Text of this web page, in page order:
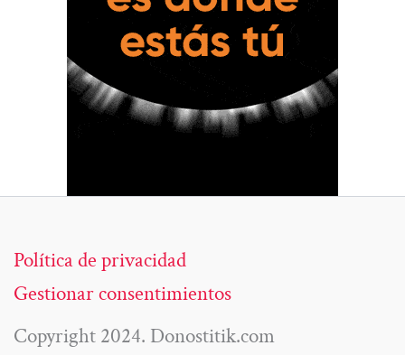
Política de privacidad
Gestionar consentimientos
Copyright 2024. Donostitik.com